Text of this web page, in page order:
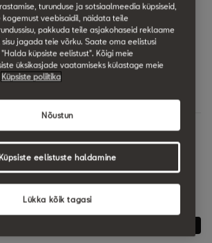
7 trinn
XXXg/km
a Quote
turunduse ja sotsiaalmeedia küpsiseid,
veebisaidil, näidata teile
pakkuda teile asjakohaseid reklaame
jagada teie võrku. Saate oma eelistusi
küpsiste eelistust". Kõigi meie
üksikasjade vaatamiseks külastage meie
Küpsiste poliitika
Lükka kõik tagasi
Nõustun
eelistuste haldamine